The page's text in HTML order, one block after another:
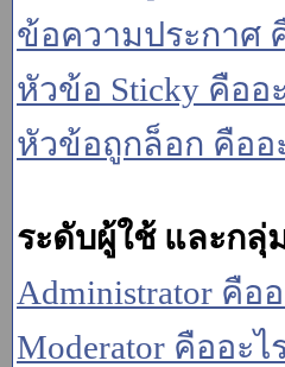
ข้อความประกาศ
หัวข้อ Sticky คืออ
หัวข้อถูกล็อก คืออ
ระดับผู้ใช้ และกลุ่
Administrator คือ
Moderator คืออะไ